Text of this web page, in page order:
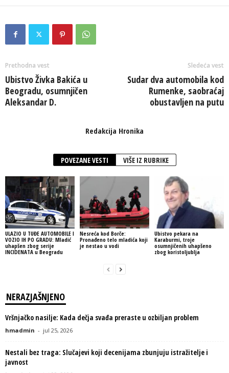
Prethodna vest
Ubistvo Živka Bakića u
Beogradu, osumnjičen
Aleksandar D.
Sledeća vest
Sudar dva automobila kod
Rumenke, saobraćaj
obustavljen na putu
Redakcija Hronika
POVEZANE VESTI VIŠE IZ RUBRIKE
ULAZIO U TUĐE AUTOMOBILE I
VOZIO IH PO GRADU: Mladić
uhapšen zbog serije
INCIDENATA u Beogradu
Nesreća kod Borče:
Pronađeno telo mladića koji
je nestao u vodi
Ubistvo pekara na
Karaburmi, troje
osumnjičenih uhapšeno
zbog koristoljublja
NERAZJAŠNJENO
Vršnjačko nasilje: Kada dečja svađa preraste u ozbiljan problem
hmadmin - jul 25, 2026
Nestali bez traga: Slučajevi koji decenijama zbunjuju istražitelje i
javnost